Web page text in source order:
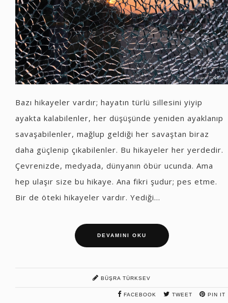
Bazı hikayeler vardır; hayatın türlü sillesini yiyip
ayakta kalabilenler, her düşüşünde yeniden ayaklanıp
savaşabilenler, mağlup geldiği her savaştan biraz
daha güçlenip çıkabilenler. Bu hikayeler her yerdedir.
Çevrenizde, medyada, dünyanın öbür ucunda. Ama
hep ulaşır size bu hikaye. Ana fikri şudur; pes etme.
Bir de öteki hikayeler vardır. Yediği...
DEVAMINI OKU
BÜŞRA TÜRKSEV
FACEBOOK TWEET PIN IT